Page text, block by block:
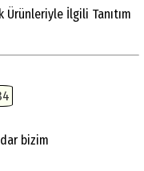
İlgili Tanıtım
bizim